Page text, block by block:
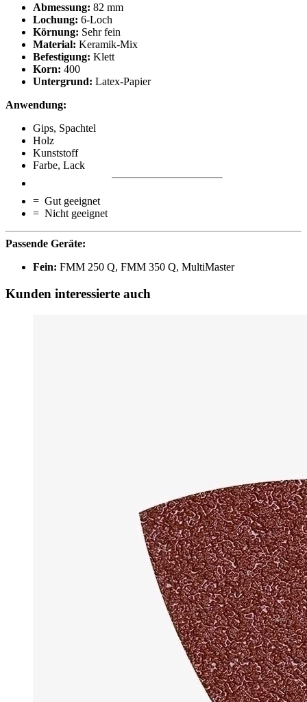
Abmessung: 82 mm
Lochung: 6-Loch
Körnung: Sehr fein
Material: Keramik-Mix
Befestigung: Klett
Korn: 400
Untergrund: Latex-Papier
Anwendung:
Gips, Spachtel
Holz
Kunststoff
Farbe, Lack
= Gut geeignet
= Nicht geeignet
Passende Geräte:
Fein: FMM 250 Q, FMM 350 Q, MultiMaster
Kunden interessierte auch